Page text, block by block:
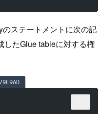
ステートメントに次の記
したGlue tableに対する権